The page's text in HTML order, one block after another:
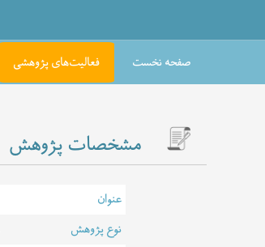
صفحه نخست فعالیت‌های پژوهشی
مشخصات پژوهش
عنوان
نوع پژوهش